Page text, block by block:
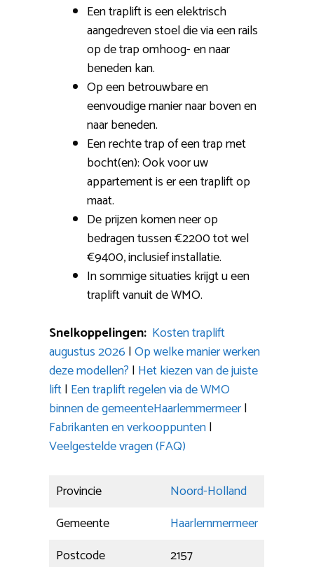
Een traplift is een elektrisch
aangedreven stoel die via een rails
op de trap omhoog- en naar
beneden kan.
Op een betrouwbare en
eenvoudige manier naar boven en
naar beneden.
Een rechte trap of een trap met
bocht(en): Ook voor uw
appartement is er een traplift op
maat.
De prijzen komen neer op
bedragen tussen €2200 tot wel
€9400, inclusief installatie.
In sommige situaties krijgt u een
traplift vanuit de WMO.
Snelkoppelingen: Kosten traplift
augustus 2026 |Op welke manier werken
deze modellen? | Het kiezen van de juiste
lift| Een traplift regelen via de WMO
binnen de gemeenteHaarlemmermeer|
Fabrikanten en verkooppunten|
Veelgestelde vragen (FAQ)
Provincie
Noord-Holland
Gemeente
Haarlemmermeer
Postcode
2157